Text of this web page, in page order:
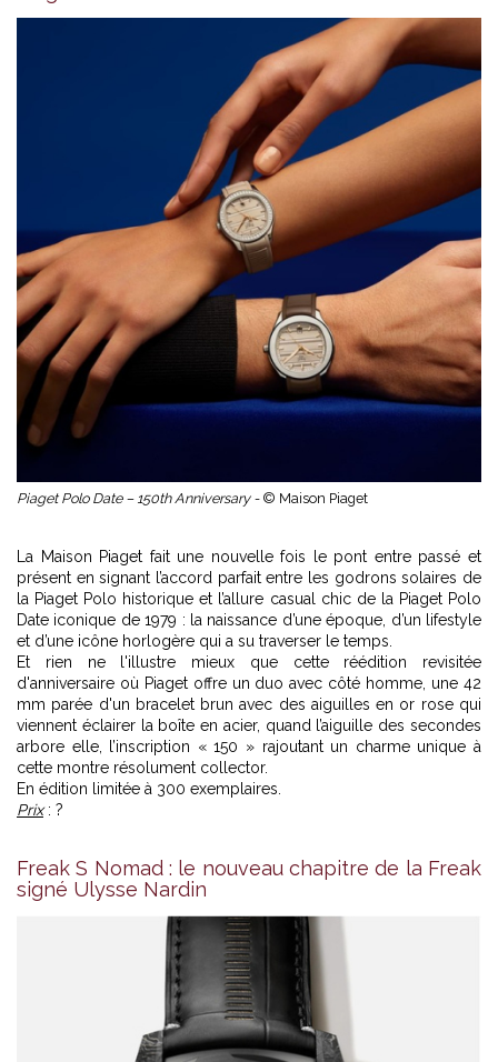
Piaget Polo Date – 150th Anniversary - © Maison Piaget
La Maison Piaget fait une nouvelle fois le pont entre passé et
présent en signant l’accord parfait entre les godrons solaires de
la Piaget Polo historique et l’allure casual chic de la Piaget Polo
Date iconique de 1979 : la naissance d’une époque, d’un lifestyle
et d’une icône horlogère qui a su traverser le temps.
Et rien ne l'illustre mieux que cette réédition revisitée
d'anniversaire où Piaget offre un duo avec côté homme, une 42
mm parée d'un bracelet brun avec des aiguilles en or rose qui
viennent éclairer la boîte en acier, quand l’aiguille des secondes
arbore elle, l’inscription « 150 » rajoutant un charme unique à
cette montre résolument collector.
En édition limitée à 300 exemplaires.
Prix: ?
Freak S Nomad : le nouveau chapitre de la Freak
signé Ulysse Nardin